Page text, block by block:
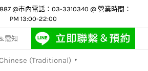
@市內電話：03-3310340 @ 營業時間：
PM 13:00-22:00
需知
(Traditional) ▼